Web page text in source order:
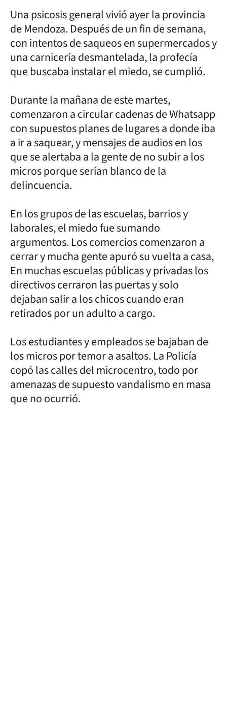
Una psicosis general vivió ayer la provincia
de Mendoza. Después de un fin de semana,
con intentos de saqueos en supermercados y
una carnicería desmantelada, la profecía
que buscaba instalar el miedo, se cumplió.
Durante la mañana de este martes,
comenzaron a circular cadenas de Whatsapp
con supuestos planes de lugares a donde iba
a ir a saquear, y mensajes de audios en los
que se alertaba a la gente de no subir a los
micros porque serían blanco de la
delincuencia.
En los grupos de las escuelas, barrios y
laborales, el miedo fue sumando
argumentos. Los comercios comenzaron a
cerrar y mucha gente apuró su vuelta a casa,
En muchas escuelas públicas y privadas los
directivos cerraron las puertas y solo
dejaban salir a los chicos cuando eran
retirados por un adulto a cargo.
Los estudiantes y empleados se bajaban de
los micros por temor a asaltos. La Policía
copó las calles del microcentro, todo por
amenazas de supuesto vandalismo en masa
que no ocurrió.